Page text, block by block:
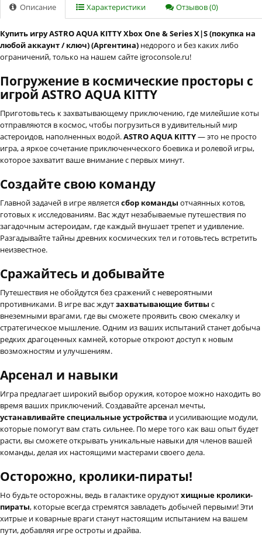
Описание Характеристики Отзывов (0)
Купить игру ASTRO AQUA KITTY Xbox One & Series X|S (покупка на
любой аккаунт / ключ) (Аргентина) недорого и без каких либо
ограничений, только на нашем сайте igroconsole.ru!
Погружение в космические просторы с
игрой ASTRO AQUA KITTY
Приготовьтесь к захватывающему приключению, где милейшие коты
отправляются в космос, чтобы погрузиться в удивительный мир
астероидов, наполненных водой.ASTRO AQUA KITTY— это не просто
игра, а яркое сочетание приключенческого боевика и ролевой игры,
которое захватит ваше внимание с первых минут.
Создайте свою команду
Главной задачей в игре является сбор команды отчаянных котов,
готовых к исследованиям. Вас ждут незабываемые путешествия по
загадочным астероидам, где каждый внушает трепет и удивление.
Разгадывайте тайны древних космических тел и готовьтесь встретить
неизвестное.
Сражайтесь и добывайте
Путешествия не обойдутся без сражений с невероятными
противниками. В игре вас ждутзахватывающие битвы с
внеземными врагами, где вы сможете проявить свою смекалку и
стратегическое мышление. Одним из ваших испытаний станет добыча
редких драгоценных камней, которые откроют доступ к новым
возможностям и улучшениям.
Арсенал и навыки
Игра предлагает широкий выбор оружия, которое можно находить во
время ваших приключений. Создавайте арсенал мечты,
устанавливайте специальные устройства и усиливающие модули,
которые помогут вам стать сильнее. По мере того как ваш опыт будет
расти, вы сможете открывать уникальные навыки для членов вашей
команды, делая их настоящими мастерами своего дела.
Осторожно, кролики-пираты!
Но будьте осторожны, ведь в галактике орудуютхищные кролики-
пираты, которые всегда стремятся завладеть добычей первыми! Эти
хитрые и коварные враги станут настоящим испытанием на вашем
пути, добавляя игре остроты и драйва.